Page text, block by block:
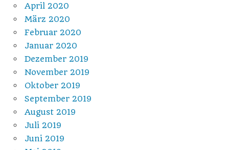
April 2020
März 2020
Februar 2020
Januar 2020
Dezember 2019
November 2019
Oktober 2019
September 2019
August 2019
Juli 2019
Juni 2019